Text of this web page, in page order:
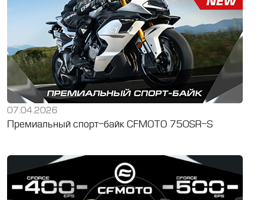
07.04.2026
Премиальный спорт-байк CFMOTO 750SR-S